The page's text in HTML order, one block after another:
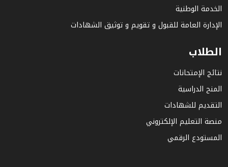
الخدمة الوطنية
الإدارة العامة للقبول و تقويم و توثيق الشهادات
الطلاب
نتائج الإمتحانات
المنح الدراسية
التقديم للشهادات
منصة التعليم الإلكتروني
المستودع الرقمي